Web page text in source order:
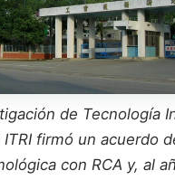
de Tecnología
ITRI firmó un acuerdo
con RCA y, al